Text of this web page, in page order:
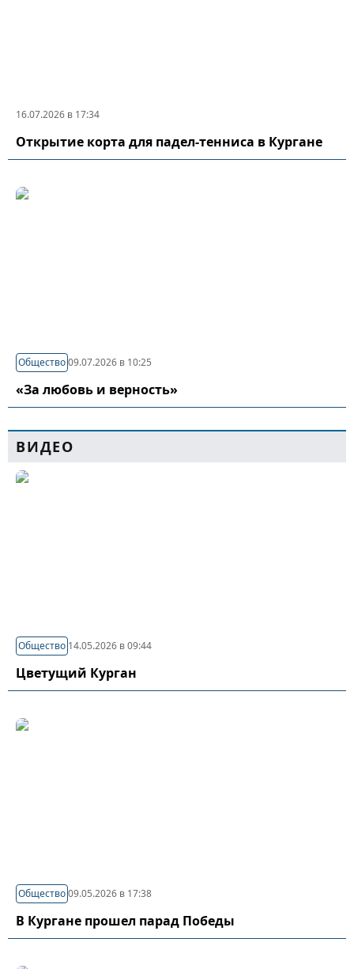
16.07.2026 в 17:34
Открытие корта для падел-тенниса в Кургане
Общество09.07.2026 в 10:25
«За любовь и верность»
ВИДЕО
Общество 14.05.2026 в 09:44
Цветущий Курган
Общество09.05.2026 в 17:38
В Кургане прошел парад Победы